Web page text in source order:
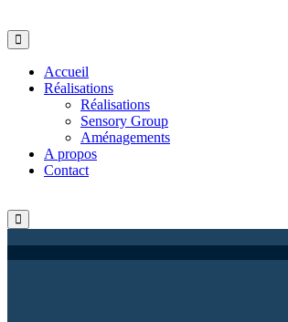
Accueil
Réalisations
Réalisations
Sensory Group
Aménagements
A propos
Contact